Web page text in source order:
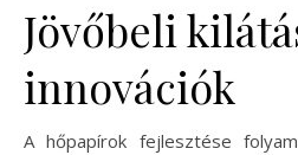
Jövőbeli
innovációk
A hőpapírok fejlesztése